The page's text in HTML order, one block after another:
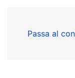
Passa al